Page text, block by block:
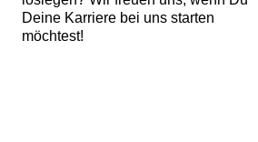
Deine Karriere bei uns starten
möchtest!